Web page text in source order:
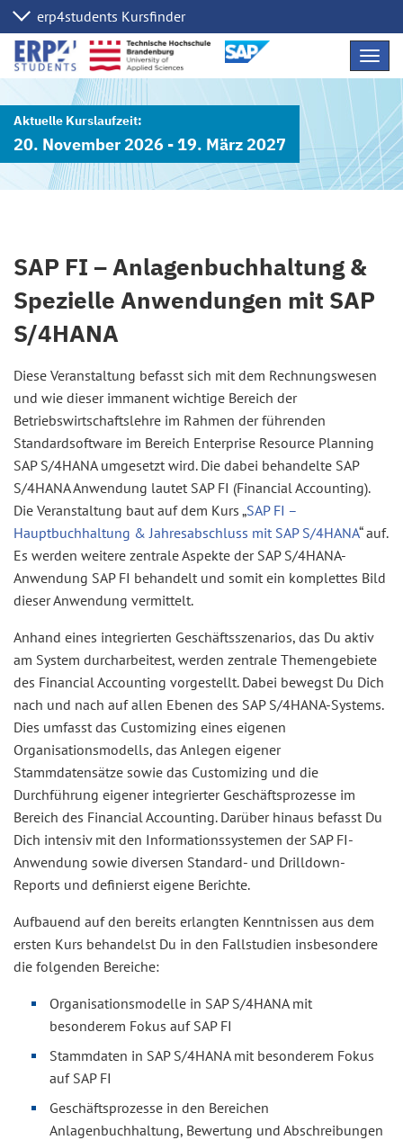
20. November 2026 - 19. März 2027
SAP FI – Anlagenbuchhaltung &
Spezielle Anwendungen mit SAP
S/4HANA
Diese Veranstaltung befasst sich mit dem Rechnungswesen
und wie dieser immanent wichtige Bereich der
Betriebswirtschaftslehre im Rahmen der führenden
Standardsoftware im Bereich Enterprise Resource Planning
SAP S/4HANA umgesetzt wird. Die dabei behandelte SAP
S/4HANA Anwendung lautet SAP FI (Financial Accounting).
Die Veranstaltung baut auf dem Kurs „SAP FI –
Hauptbuchhaltung & Jahresabschluss mit SAP S/4HANA“ auf.
Es werden weitere zentrale Aspekte der SAP S/4HANA-
Anwendung SAP FI behandelt und somit ein komplettes Bild
dieser Anwendung vermittelt.
Anhand eines integrierten Geschäftsszenarios, das Du aktiv
am System durcharbeitest, werden zentrale Themengebiete
des Financial Accounting vorgestellt. Dabei bewegst Du Dich
nach und nach auf allen Ebenen des SAP S/4HANA-Systems.
Dies umfasst das Customizing eines eigenen
Organisationsmodells, das Anlegen eigener
Stammdatensätze sowie das Customizing und die
Durchführung eigener integrierter Geschäftsprozesse im
Bereich des Financial Accounting. Darüber hinaus befasst Du
Dich intensiv mit den Informationssystemen der SAP FI-
Anwendung sowie diversen Standard- und Drilldown-
Reports und definierst eigene Berichte.
Aufbauend auf den bereits erlangten Kenntnissen aus dem
ersten Kurs behandelst Du in den Fallstudien insbesondere
die folgenden Bereiche:
Organisationsmodelle in SAP S/4HANA mit
besonderem Fokus auf SAP FI
Stammdaten in SAP S/4HANA mit besonderem Fokus
auf SAP FI
Geschäftsprozesse in den Bereichen
Anlagenbuchhaltung, Bewertung und Abschreibungen